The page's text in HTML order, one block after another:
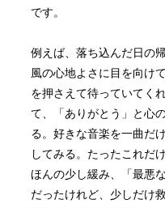
です。
例えば、落ち込んだ日の
風の心地よさに目を向け
を押さえて待っていてく
て、「ありがとう」と心
る。好きな音楽を一曲だ
してみる。たったこれだ
ほんの少し緩み、「最悪
だったけれど、少しだけ